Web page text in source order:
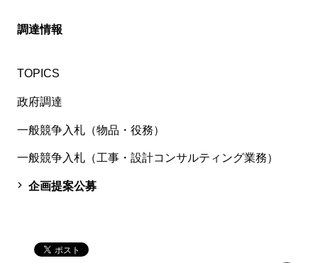
調達情報
TOPICS
政府調達
一般競争入札（物品・役務）
一般競争入札（工事・設計コンサルティング業務）
企画提案公募